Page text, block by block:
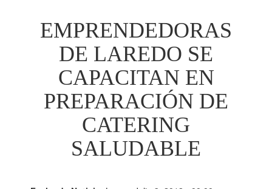
EMPRENDEDORAS
DE LAREDO SE
CAPACITAN EN
PREPARACIÓN DE
CATERING
SALUDABLE